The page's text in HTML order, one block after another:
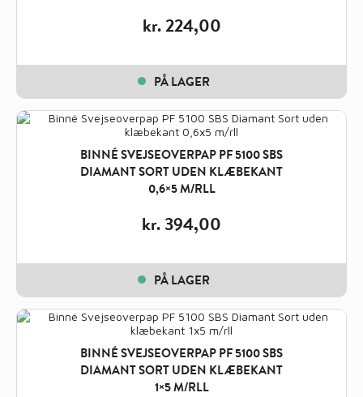
kr.224,00
PÅ LAGER
BINNÉ SVEJSEOVERPAP PF 5100 SBS
DIAMANT SORT UDEN KLÆBEKANT
0,6×5 M/RLL
kr.394,00
PÅ LAGER
BINNÉ SVEJSEOVERPAP PF 5100 SBS
DIAMANT SORT UDEN KLÆBEKANT
1×5 M/RLL